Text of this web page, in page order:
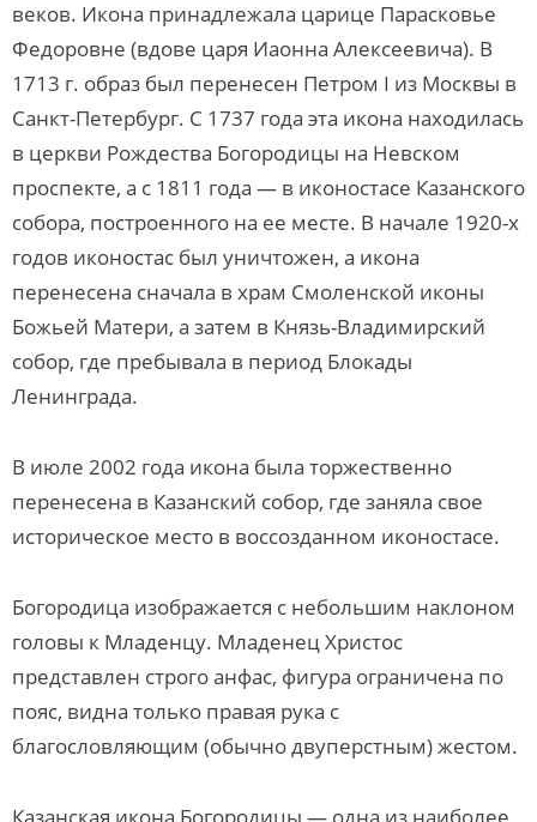
веков. Икона принадлежала царице Парасковье
Федоровне (вдове царя Иаонна Алексеевича). В
1713 г. образ был перенесен Петром I из Москвы в
Санкт-Петербург. С 1737 года эта икона находилась
в церкви Рождества Богородицы на Невском
проспекте, а с 1811 года — в иконостасе Казанского
собора, построенного на ее месте. В начале 1920-х
годов иконостас был уничтожен, а икона
перенесена сначала в храм Смоленской иконы
Божьей Матери, а затем в Князь-Владимирский
собор, где пребывала в период Блокады
Ленинграда.
В июле 2002 года икона была торжественно
перенесена в Казанский собор, где заняла свое
историческое место в воссозданном иконостасе.
Богородица изображается с небольшим наклоном
головы к Младенцу. Младенец Христос
представлен строго анфас, фигура ограничена по
пояс, видна только правая рука с
благословляющим (обычно двуперстным) жестом.